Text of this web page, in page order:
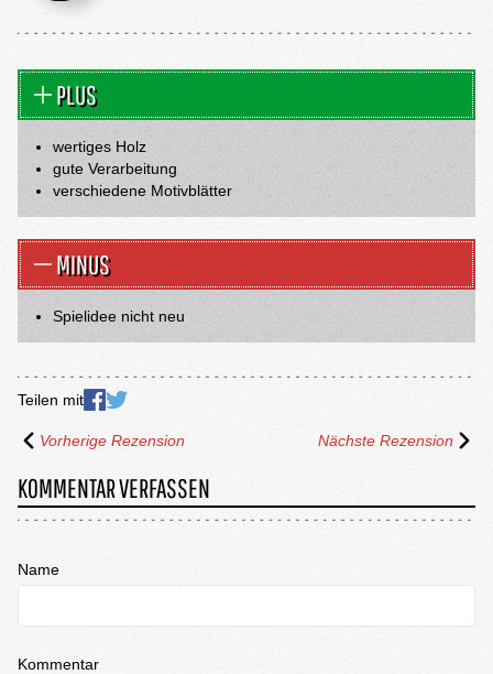
PLUS
wertiges Holz
gute Verarbeitung
verschiedene Motivblätter
MINUS
Spielidee nicht neu
Teilen mit
Vorherige Rezension Nächste Rezension
KOMMENTAR VERFASSEN
Name
Kommentar